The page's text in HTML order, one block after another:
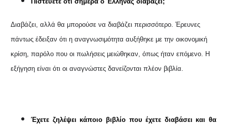
Διαβάζει, αλλά θα μπορούσε να διαβάζει περισσότερο. Έρευνες
πάντως έδειξαν ότι η αναγνωσιμότητα αυξήθηκε με την οικονομική
κρίση, παρόλο που οι πωλήσεις μειώθηκαν, όπως ήταν επόμενο. Η
εξήγηση είναι ότι οι αναγνώστες δανείζονται πλέον βιβλία.
Έχετε ζηλέψει κάποιο βιβλίο που έχετε διαβάσει και θα